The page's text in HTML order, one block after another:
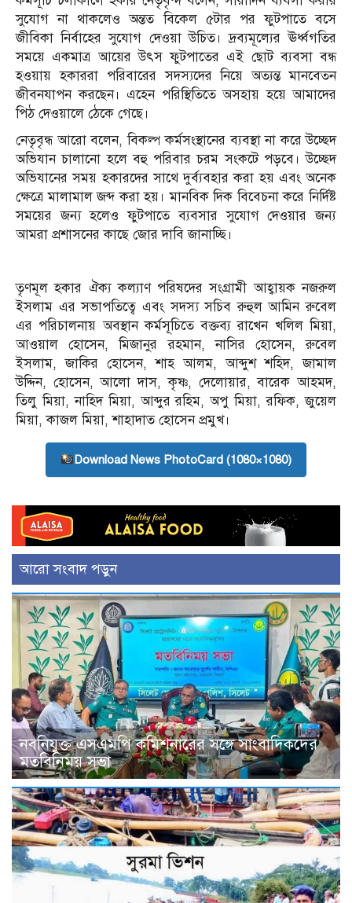
সুযোগ না থাকলেও অন্তত বিকেল ৫টার পর ফুটপাতে বসে
জীবিকা নির্বাহের সুযোগ দেওয়া উচিত। দ্রব্যমূল্যের ঊর্ধ্বগতির
সময়ে একমাত্র আয়ের উৎস ফুটপাতের এই ছোট ব্যবসা বন্ধ
হওয়ায় হকাররা পরিবারের সদস্যদের নিয়ে অত্যন্ত মানবেতন
জীবনযাপন করছেন। এহেন পরিস্থিতিতে অসহায় হয়ে আমাদের
পিঠ দেওয়ালে ঠেকে গেছে।
নেতৃবৃন্ধ আরো বলেন, বিকল্প কর্মসংস্থানের ব্যবস্থা না করে উচ্ছেদ
অভিযান চালানো হলে বহু পরিবার চরম সংকটে পড়বে। উচ্ছেদ
অভিযানের সময় হকারদের সাথে দুর্ব্যবহার করা হয় এবং অনেক
ক্ষেত্রে মালামাল জব্দ করা হয়। মানবিক দিক বিবেচনা করে নির্দিষ্ট
সময়ের জন্য হলেও ফুটপাতে ব্যবসার সুযোগ দেওয়ার জন্য
আমরা প্রশাসনের কাছে জোর দাবি জানাচ্ছি।
তৃণমূল হকার ঐক্য কল্যাণ পরিষদের সংগ্রামী আহ্বায়ক নজরুল
ইসলাম এর সভাপতিত্বে এবং সদস্য সচিব রুহুল আমিন রুবেল
এর পরিচালনায় অবস্থান কর্মসূচিতে বক্তব্য রাখেন খলিল মিয়া,
আওয়াল হোসেন, মিজানুর রহমান, নাসির হোসেন, রুবেল
ইসলাম, জাকির হোসেন, শাহ আলম, আব্দুশ শহিদ, জামাল
উদ্দিন, হোসেন, আলো দাস, কৃষ্ণ, দেলোয়ার, বারেক আহমদ,
তিলু মিয়া, নাহিদ মিয়া, আব্দুর রহিম, অপু মিয়া, রফিক, জুয়েল
মিয়া, কাজল মিয়া, শাহাদাত হোসেন প্রমুখ।
Download News PhotoCard (1080×1080)
আরো সংবাদ পড়ুন
নবনিযুক্ত এসএমপি কমিশনারের সঙ্গে সাংবাদিকদের
মতবিনিময় সভা